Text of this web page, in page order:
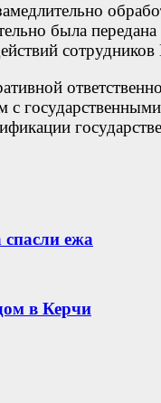
была
с
ежа
в Керчи